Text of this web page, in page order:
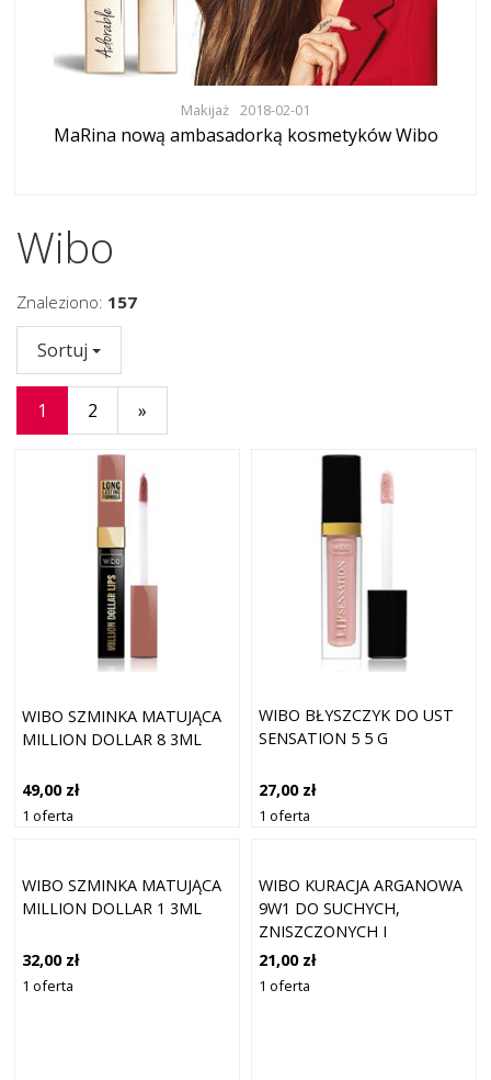
Makijaż 2018-02-01
MaRina nową ambasadorką kosmetyków Wibo
Wibo
Znaleziono: 157
Sortuj
1 2 »
WIBO SZMINKA MATUJĄCA
MILLION DOLLAR 8 3ML
49,00 zł
1 oferta
WIBO BŁYSZCZYK DO UST
SENSATION 5 5 G
27,00 zł
1 oferta
WIBO SZMINKA MATUJĄCA
MILLION DOLLAR 1 3ML
32,00 zł
1 oferta
WIBO KURACJA ARGANOWA
9W1 DO SUCHYCH,
ZNISZCZONYCH I
ŁUSZCZĄCYCH SIĘ
PAZNOKCI 8,5 ML
21,00 zł
1 oferta